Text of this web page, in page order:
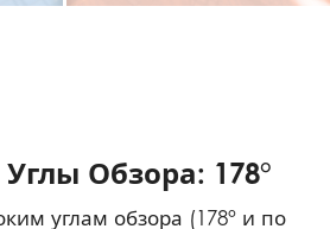
Обзора: 178°
углам обзора (178° и по